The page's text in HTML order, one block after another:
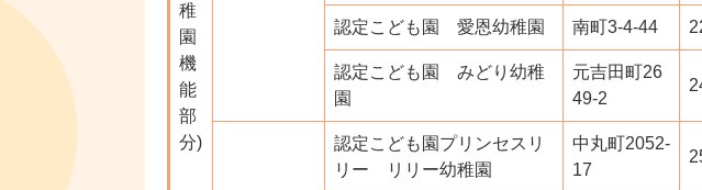
稚
園
機
能
部
分)
認定こども園 愛恩幼稚園 南町3-4-44
認定こども園 みどり幼稚
園
元吉田町26
49-2
認定こども園プリンセスリ
リー リリー幼稚園
中丸町2052-
17